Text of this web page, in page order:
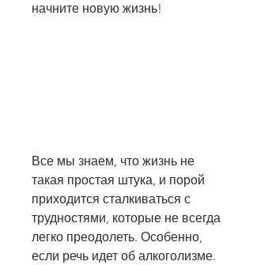
начните новую жизнь!
Все мы знаем, что жизнь не
такая простая штука, и порой
приходится сталкиваться с
трудностями, которые не всегда
легко преодолеть. Особенно,
если речь идет об алкоголизме.